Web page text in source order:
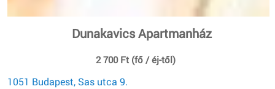
Dunakavics Apartmanház
2 700 Ft (fő / éj-től)
1051 Budapest, Sas utca 9.